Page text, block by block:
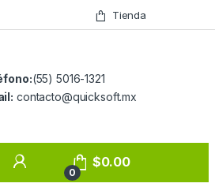
Tienda
(55) 5016-1321
contacto@quicksoft.mx
0
$0.00